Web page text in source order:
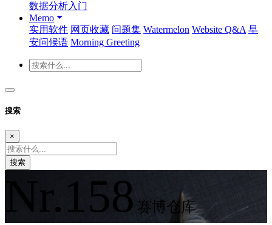
数据分析入门
Memo
实用软件 网页收藏 问题集 Watermelon Website Q&A 早
安问候语 Morning Greeting
搜索
×
搜索
Nr.158 赛博仓库